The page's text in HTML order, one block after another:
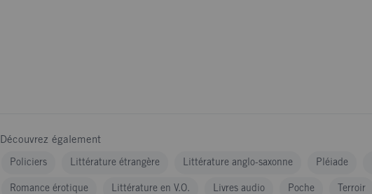
Découvrez également
Policiers Littérature étrangère Littérature anglo-saxonne Pléiade
Romance érotique Littérature en V.O. Livres audio Poche Terroir